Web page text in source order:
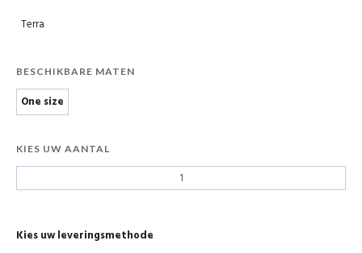
Terra
BESCHIKBARE MATEN
One size
KIES UW AANTAL
Kies uw leveringsmethode